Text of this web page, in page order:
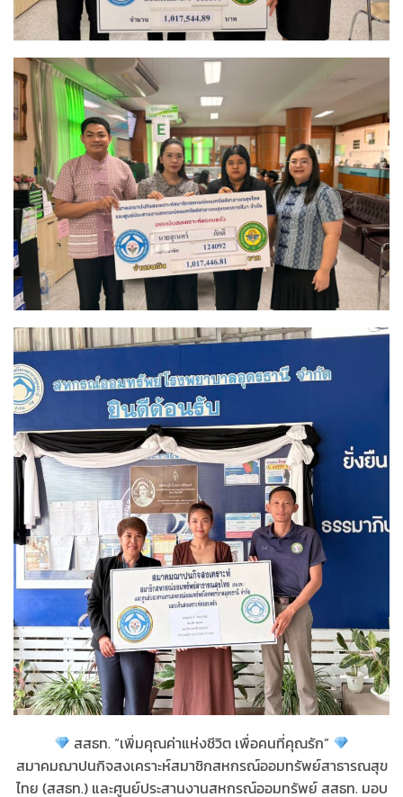
สสธท. “เพิ่มคุณค่าแห่งชีวิต เพื่อคนที่คุณรัก”
สมาคมฌาปนกิจสงเคราะห์สมาชิกสหกรณ์ออมทรัพย์สาธารณสุข
ไทย (สสธท.) และศูนย์ประสานงานสหกรณ์ออมทรัพย์ สสธท. มอบ